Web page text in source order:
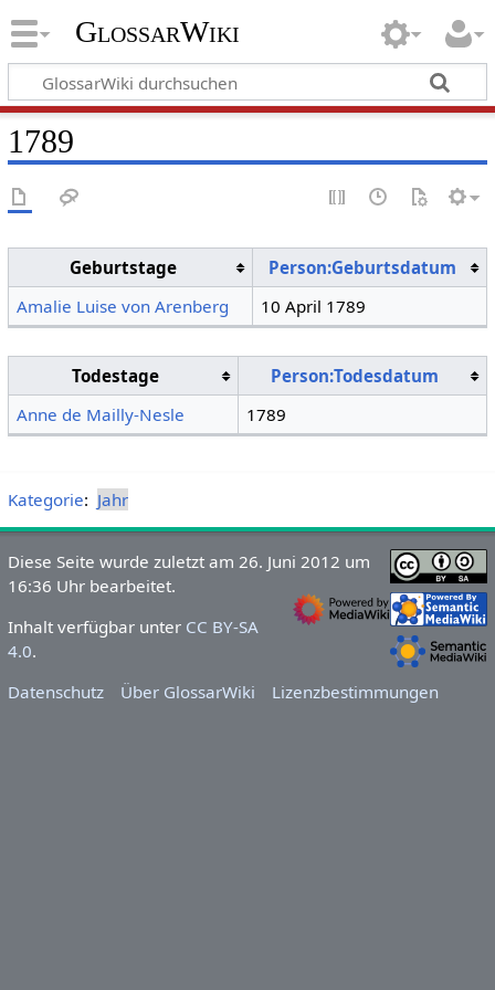
GlossarWiki
1789
Geburtstage
Person:Geburtsdatum
Amalie Luise von Arenberg
10 April 1789
Todestage
Person:Todesdatum
Anne de Mailly-Nesle
1789
Kategorie: Jahr
Diese Seite wurde zuletzt am 26. Juni 2012 um
16:36 Uhr bearbeitet.
Inhalt verfügbar unter CC BY-SA
4.0.
Datenschutz
Über GlossarWiki Lizenzbestimmungen